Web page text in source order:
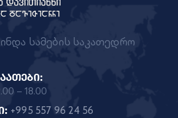
სამების საკათედრო
– 18.00
+995 557 96 24 56